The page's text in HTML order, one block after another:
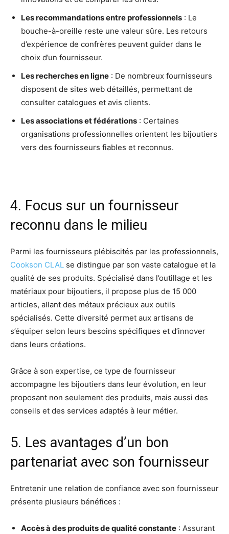
Les recommandations entre professionnels : Le
bouche-à-oreille reste une valeur sûre. Les retours
d’expérience de confrères peuvent guider dans le
choix d’un fournisseur.
Les recherches en ligne : De nombreux fournisseurs
disposent de sites web détaillés, permettant de
consulter catalogues et avis clients.
Les associations et fédérations : Certaines
organisations professionnelles orientent les bijoutiers
vers des fournisseurs fiables et reconnus.
4. Focus sur un fournisseur
reconnu dans le milieu
Parmi les fournisseurs plébiscités par les professionnels,
Cookson CLAL se distingue par son vaste catalogue et la
qualité de ses produits. Spécialisé dans l’outillage et les
matériaux pour bijoutiers, il propose plus de 15 000
articles, allant des métaux précieux aux outils
spécialisés. Cette diversité permet aux artisans de
s’équiper selon leurs besoins spécifiques et d’innover
dans leurs créations.
Grâce à son expertise, ce type de fournisseur
accompagne les bijoutiers dans leur évolution, en leur
proposant non seulement des produits, mais aussi des
conseils et des services adaptés à leur métier.
5. Les avantages d’un bon
partenariat avec son fournisseur
Entretenir une relation de confiance avec son fournisseur
présente plusieurs bénéfices :
Accès à des produits de qualité constante : Assurant